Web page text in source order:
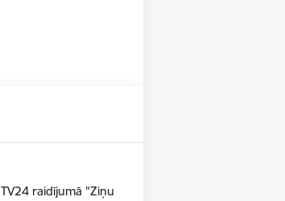
raidījumā "Ziņu